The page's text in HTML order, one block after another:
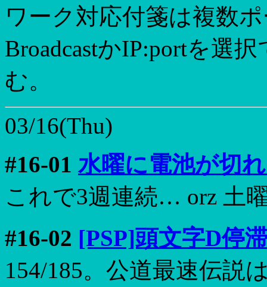
ワーク対応付箋は複数
BroadcastかIP:portを選
む。
03/16(Thu)
#16-01水曜に電池が切
これで3週連続… orz 土
#16-02 [PSP]頭文字D停
154/185。公道最速伝